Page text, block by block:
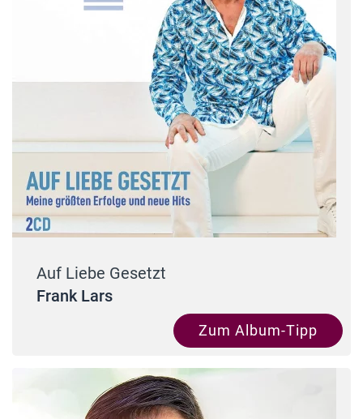
Auf Liebe Gesetzt
Frank Lars
Zum Album-Tipp